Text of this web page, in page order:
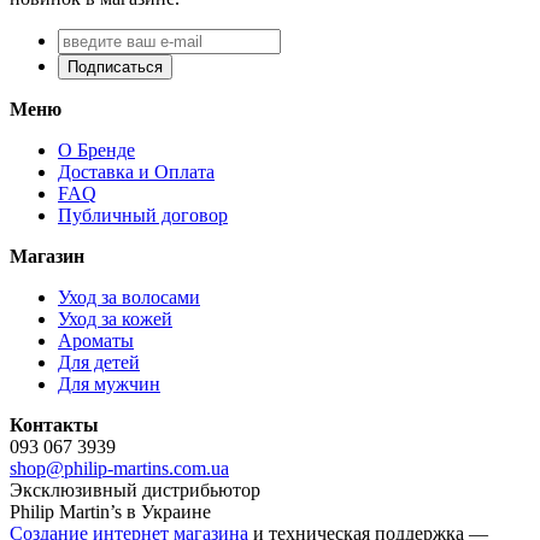
Подписаться
Меню
О Бренде
Доставка и Оплата
FAQ
Публичный договор
Магазин
Уход за волосами
Уход за кожей
Ароматы
Для детей
Для мужчин
Контакты
093 067 3939
shop@philip-martins.com.ua
Эксклюзивный дистрибьютор
Philip Martin’s в Украине
Создание интернет магазина и техническая поддержка —